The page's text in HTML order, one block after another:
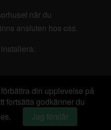
när du
ansluten hos oss.
din upplevelse på
fortsätta godkänner du
Jag förstår